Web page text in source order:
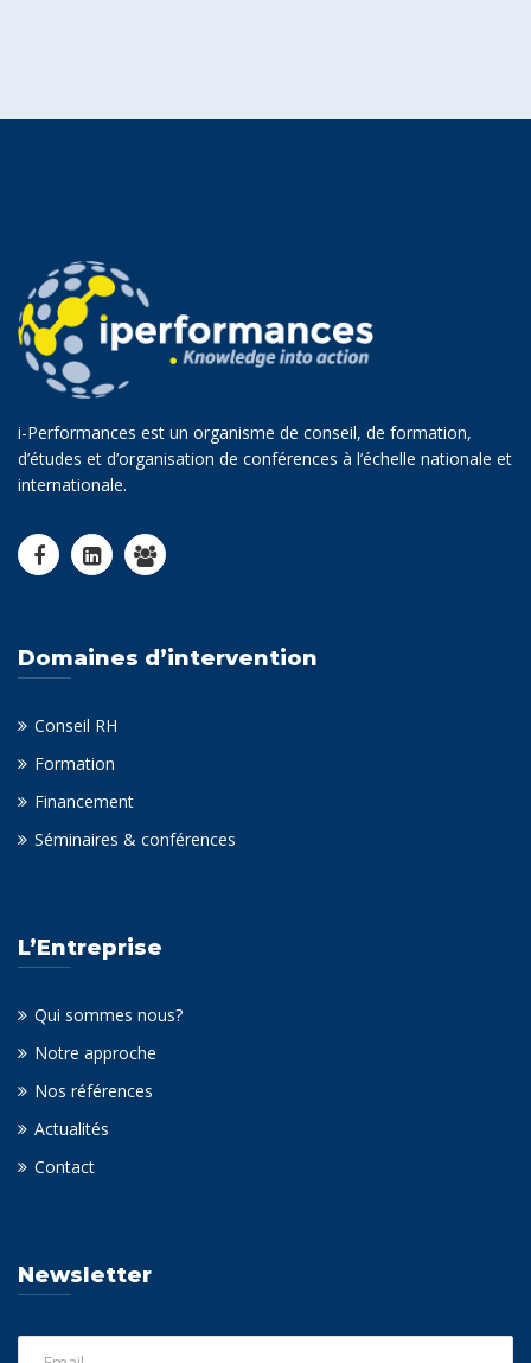
i-Performances est un organisme de conseil, de formation,
d’études et d’organisation de conférences à l’échelle nationale et
internationale.
Domaines d’intervention
Conseil RH
Formation
Financement
Séminaires & conférences
L’Entreprise
Qui sommes nous?
Notre approche
Nos références
Actualités
Contact
Newsletter